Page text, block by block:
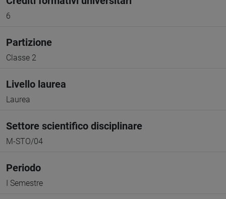
6
Partizione
Classe 2
Livello laurea
Laurea
Settore scientifico disciplinare
M-STO/04
Periodo
I Semestre